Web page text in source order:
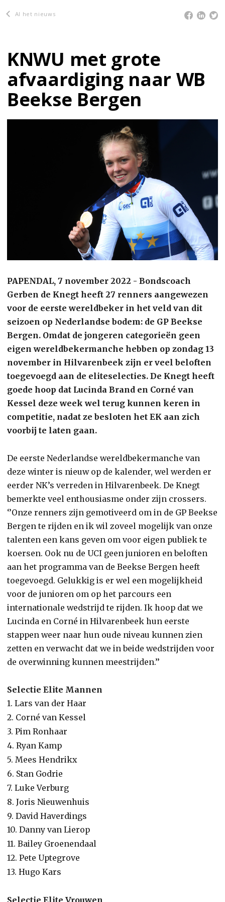
Al het nieuws
KNWU met grote
afvaardiging naar WB
Beekse Bergen
PAPENDAL, 7 november 2022 - Bondscoach
Gerben de Knegt heeft 27 renners aangewezen
voor de eerste wereldbeker in het veld van dit
seizoen op Nederlandse bodem: de GP Beekse
Bergen. Omdat de jongeren categorieën geen
eigen wereldbekermanche hebben op zondag 13
november in Hilvarenbeek zijn er veel beloften
toegevoegd aan de eliteselecties. De Knegt heeft
goede hoop dat Lucinda Brand en Corné van
Kessel deze week wel terug kunnen keren in
competitie, nadat ze besloten het EK aan zich
voorbij te laten gaan.
De eerste Nederlandse wereldbekermanche van
deze winter is nieuw op de kalender, wel werden er
eerder NK’s verreden in Hilvarenbeek. De Knegt
bemerkte veel enthousiasme onder zijn crossers.
‘’Onze renners zijn gemotiveerd om in de GP Beekse
Bergen te rijden en ik wil zoveel mogelijk van onze
talenten een kans geven om voor eigen publiek te
koersen. Ook nu de UCI geen junioren en beloften
aan het programma van de Beekse Bergen heeft
toegevoegd. Gelukkig is er wel een mogelijkheid
voor de junioren om op het parcours een
internationale wedstrijd te rijden. Ik hoop dat we
Lucinda en Corné in Hilvarenbeek hun eerste
stappen weer naar hun oude niveau kunnen zien
zetten en verwacht dat we in beide wedstrijden voor
de overwinning kunnen meestrijden.’’
Selectie Elite Mannen
1. Lars van der Haar
2. Corné van Kessel
3. Pim Ronhaar
4. Ryan Kamp
5. Mees Hendrikx
6. Stan Godrie
7. Luke Verburg
8. Joris Nieuwenhuis
9. David Haverdings
10. Danny van Lierop
11. Bailey Groenendaal
12. Pete Uptegrove
13. Hugo Kars
Selectie Elite Vrouwen